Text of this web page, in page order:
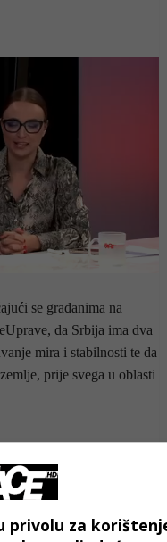
se građanima na
da Srbija ima dva
mira i stabilnosti te da
prije svega u oblasti
privolu za